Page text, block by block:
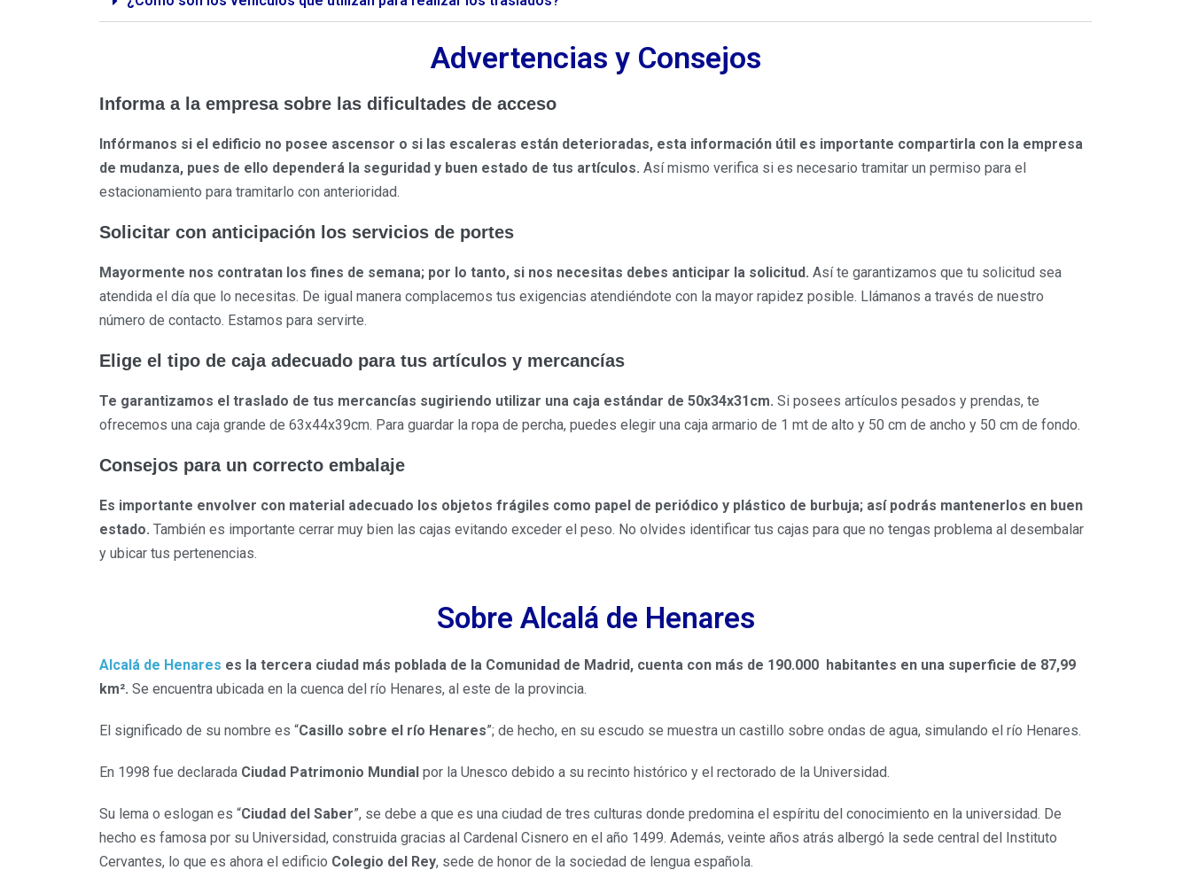
Advertencias y Consejos
Informa a la empresa sobre las dificultades de acceso
Infórmanos si el edificio no posee ascensor o si las escaleras están deterioradas, esta información útil es importante compartirla con la empresa
de mudanza, pues de ello dependerá la seguridad y buen estado de tus artículos. Así mismo verifica si es necesario tramitar un permiso para el
estacionamiento para tramitarlo con anterioridad.
Solicitar con anticipación los servicios de portes
Mayormente nos contratan los fines de semana; por lo tanto, si nos necesitas debes anticipar la solicitud. Así te garantizamos que tu solicitud sea
atendida el día que lo necesitas. De igual manera complacemos tus exigencias atendiéndote con la mayor rapidez posible. Llámanos a través de nuestro
número de contacto. Estamos para servirte.
Elige el tipo de caja adecuado para tus artículos y mercancías
Te garantizamos el traslado de tus mercancías sugiriendo utilizar una caja estándar de 50x34x31cm. Si posees artículos pesados y prendas, te
ofrecemos una caja grande de 63x44x39cm. Para guardar la ropa de percha, puedes elegir una caja armario de 1 mt de alto y 50 cm de ancho y 50 cm de fondo.
Consejos para un correcto embalaje
Es importante envolver con material adecuado los objetos frágiles como papel de periódico y plástico de burbuja; así podrás mantenerlos en buen
estado. También es importante cerrar muy bien las cajas evitando exceder el peso. No olvides identificar tus cajas para que no tengas problema al desembalar
y ubicar tus pertenencias.
Sobre Alcalá de Henares
Alcalá de Henares es la tercera ciudad más poblada de la Comunidad de Madrid, cuenta con más de 190.000 habitantes en una superficie de 87,99
km². Se encuentra ubicada en la cuenca del río Henares, al este de la provincia.
El significado de su nombre es “Casillo sobre el río Henares”; de hecho, en su escudo se muestra un castillo sobre ondas de agua, simulando el río Henares.
En 1998 fue declarada Ciudad Patrimonio Mundial por la Unesco debido a su recinto histórico y el rectorado de la Universidad.
Su lema o eslogan es “Ciudad del Saber”, se debe a que es una ciudad de tres culturas donde predomina el espíritu del conocimiento en la universidad. De
hecho es famosa por su Universidad, construida gracias al Cardenal Cisnero en el año 1499. Además, veinte años atrás albergó la sede central del Instituto
Cervantes, lo que es ahora el edificio Colegio del Rey, sede de honor de la sociedad de lengua española.